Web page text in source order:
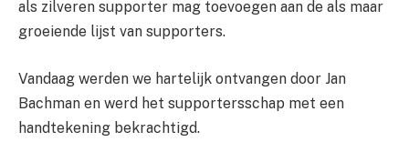
als zilveren supporter mag toevoegen aan de als maar
groeiende lijst van supporters.
Vandaag werden we hartelijk ontvangen door Jan
Bachman en werd het supportersschap met een
handtekening bekrachtigd.